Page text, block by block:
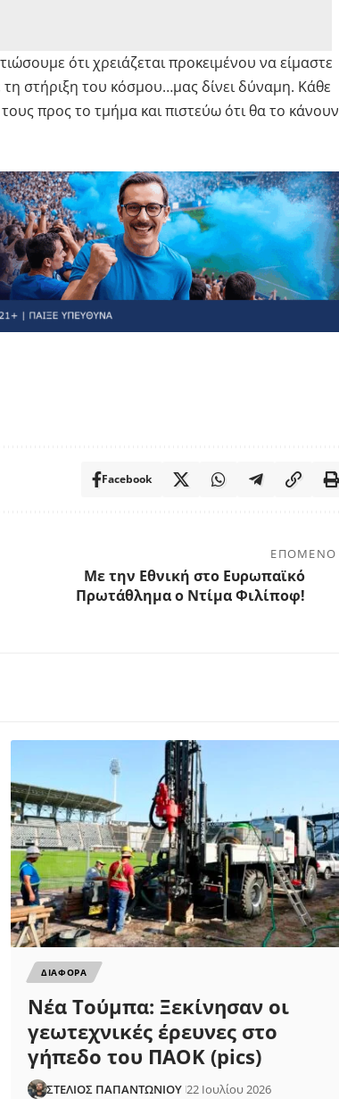
ότι χρειάζεται προκειμένου να είμαστε
τη στήριξη του κόσμου…μας δίνει δύναμη. Κάθε
προς το τμήμα και πιστεύω ότι θα το κάνουν
Facebook
ΕΠΟΜΕΝΟ
Με την Εθνική στο Ευρωπαϊκό
Πρωτάθλημα ο Ντίμα Φιλίποφ!
ΔΙΑΦΟΡΑ
Νέα Τούμπα: Ξεκίνησαν οι
γεωτεχνικές έρευνες στο
γήπεδο του ΠΑΟΚ (pics)
ΣΤΕΛΙΟΣ ΠΑΠΑΝΤΩΝΙΟΥ 22 Ιουλίου 2026